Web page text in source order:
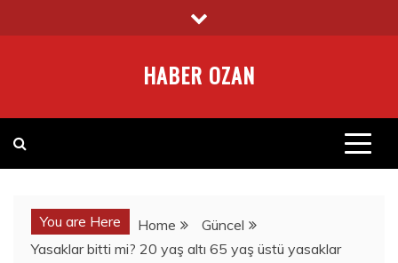
to
HABER OZAN
You are Here Home
Güncel
Yasaklar bitti mi? 20 yaş altı 65 yaş üstü yasaklar